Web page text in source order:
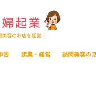
容のお店を経営！
告 起業・経営 訪問美容の